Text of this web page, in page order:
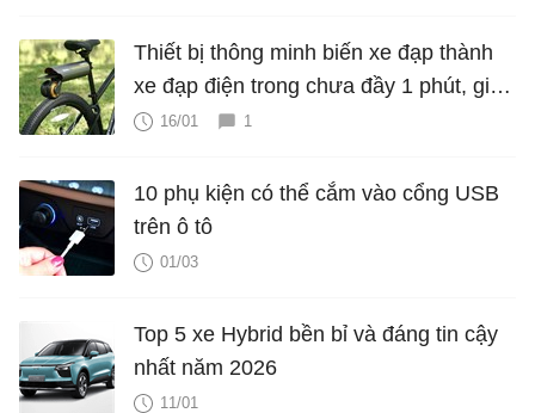
Thiết bị thông minh biến xe đạp thành
xe đạp điện trong chưa đầy 1 phút, giá
từ 7.3 triệu
16/01 1
10 phụ kiện có thể cắm vào cổng USB
trên ô tô
01/03
Top 5 xe Hybrid bền bỉ và đáng tin cậy
nhất năm 2026
11/01